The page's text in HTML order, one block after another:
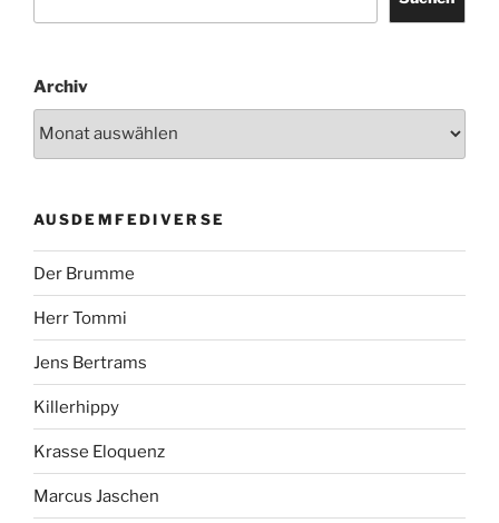
Archiv
AUSDEMFEDIVERSE
Der Brumme
Herr Tommi
Jens Bertrams
Killerhippy
Krasse Eloquenz
Marcus Jaschen